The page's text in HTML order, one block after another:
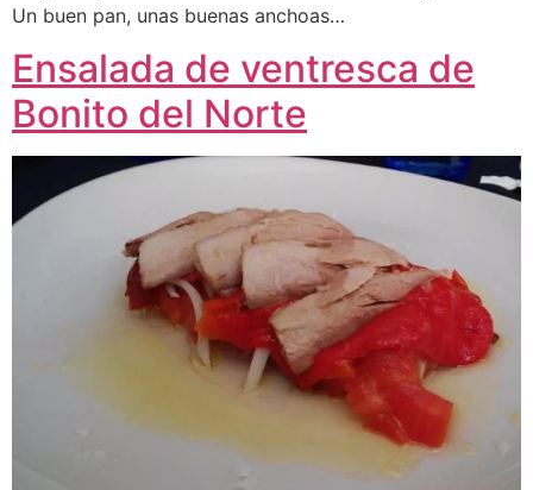
Un buen pan, unas buenas anchoas…
Ensalada de ventresca de
Bonito del Norte